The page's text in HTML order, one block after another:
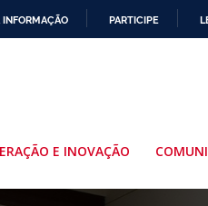
PARTICIPE
E INOVAÇÃO